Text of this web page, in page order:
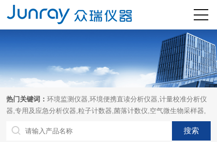
热门关键词：环境监测仪器,环境便携直读分析仪器,计量校准分析仪
器,专用及应急分析仪器,粒子计数器,菌落计数仪,空气微生物采样器,